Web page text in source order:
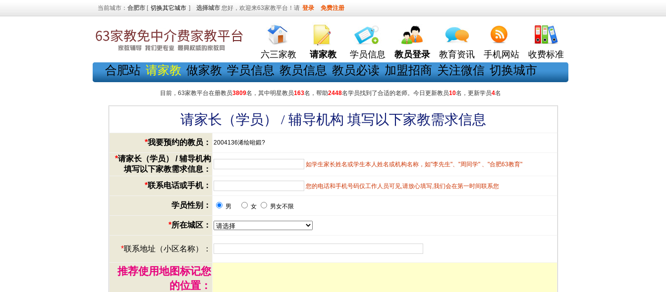
当前城市： 合肥市 [ 切换其它城市 ] 选择城市 您好，欢迎来63家教平台！请 登录 免费注册
六三家教 请家教 学员信息 教员登录 教育资讯 手机网站 收费标准
合肥站 请家教 做家教 学员信息 教员信息 教员必读 加盟招商 关注微信 切换城市
目前，63家教平台在册教员3809名，其中明星教员163名，帮助2448名学员找到了合适的老师。今日更新教员10名，更新学员4名
请家长（学员） / 辅导机构 填写以下家教需求信息
*我要预约的教员： 2004136浠绘暀鍛?
*请家长（学员） / 辅导机构
填写以下家教需求信息：
如学生家长姓名或学生本人姓名或机构名称，如"李先生"、"周同学" 、"合肥63教育"
*联系电话或手机： 您的电话和手机号码仅工作人员可见,请放心填写,我们会在第一时间联系您
学员性别： 男 女 男女不限
*所在城区：
*联系地址（小区名称）：
推荐使用地图标记您
的位置：